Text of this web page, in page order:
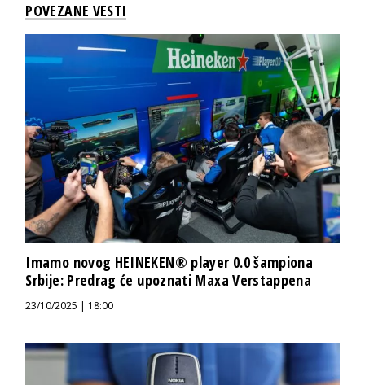
POVEZANE VESTI
Imamo novog HEINEKEN® player 0.0 šampiona
Srbije: Predrag će upoznati Maxa Verstappena
23/10/2025 | 18:00